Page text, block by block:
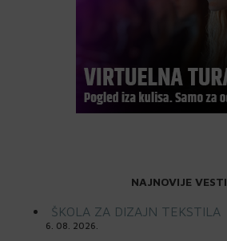
NAJNOVIJE VESTI
ŠKOLA ZA DIZAJN TEKSTILA
6. 08. 2026.